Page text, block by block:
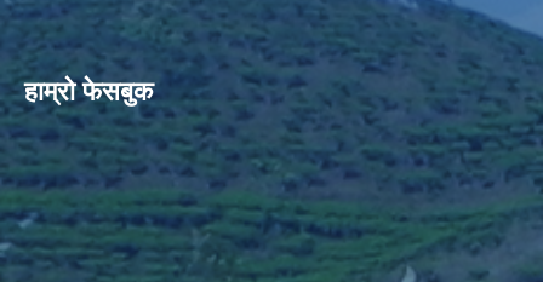
हाम्रो फेसबुक